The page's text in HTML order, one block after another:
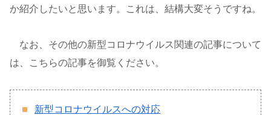
か紹介したいと思います。これは、結構大変そうですね。
なお、その他の新型コロナウイルス関連の記事について
は、こちらの記事を御覧ください。
新型コロナウイルスへの対応